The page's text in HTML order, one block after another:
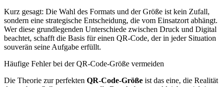
Kurz gesagt: Die Wahl des Formats und der Größe ist kein Zufall,
sondern eine strategische Entscheidung, die vom Einsatzort abhängt.
Wer diese grundlegenden Unterschiede zwischen Druck und Digital
beachtet, schafft die Basis für einen QR‑Code, der in jeder Situation
souverän seine Aufgabe erfüllt.
Häufige Fehler bei der QR-Code-Größe vermeiden
Die Theorie zur perfekten QR-Code-Größe ist das eine, die Realität